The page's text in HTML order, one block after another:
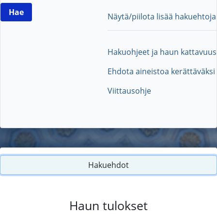
Näytä/piilota lisää hakuehtoja
Hakuohjeet ja haun kattavuus
Ehdota aineistoa kerättäväksi
Viittausohje
Hakuehdot
Haun tulokset